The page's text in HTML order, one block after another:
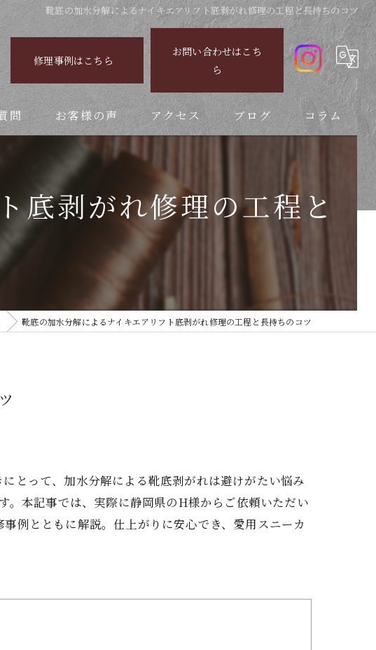
靴底の加水分解によるナイキエアリフト底剥がれ修理の工程と長持ちのコツ
修理事例はこちら
お問い合わせはこち
ら
問 お客様の声 アクセス ブログ コラム
底剥がれ修理の工程と
靴底の加水分解によるナイキエアリフト底剥がれ修理の工程と長持ちのコツ
とって、加水分解による靴底剥がれは避けがたい悩み
本記事では、実際に静岡県のH様からご依頼いただい
例とともに解説。仕上がりに安心でき、愛用スニーカ